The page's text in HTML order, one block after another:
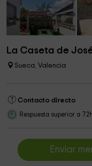
La Caseta de
Sueca, Valencia
Contacto directo
Respuesta superior a 72h
Enviar